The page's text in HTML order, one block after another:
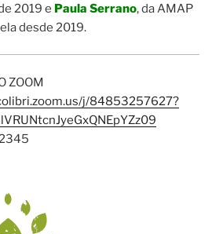
2019 e Paula Serrano, da AMAP
desde 2019.
ZOOM
zoom.us/j/84853257627?
09